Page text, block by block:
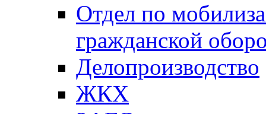
Отдел по
гражданской
Делопроизводство
ЖКХ